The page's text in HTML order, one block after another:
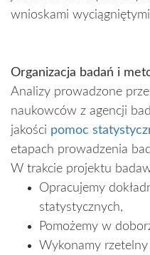
wnioskami
Organizacja badań i
Analizy prowadzone
naukowców z agencji
jakości pomoc
etapach prowadzenia
W trakcie projektu
Opracujemy
statystycznych,
Pomożemy w
Wykonamy